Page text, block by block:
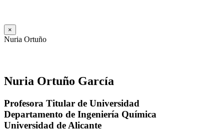
×
Nuria Ortuño
Nuria Ortuño García
Profesora Titular de Universidad
Departamento de Ingeniería Química
Universidad de Alicante